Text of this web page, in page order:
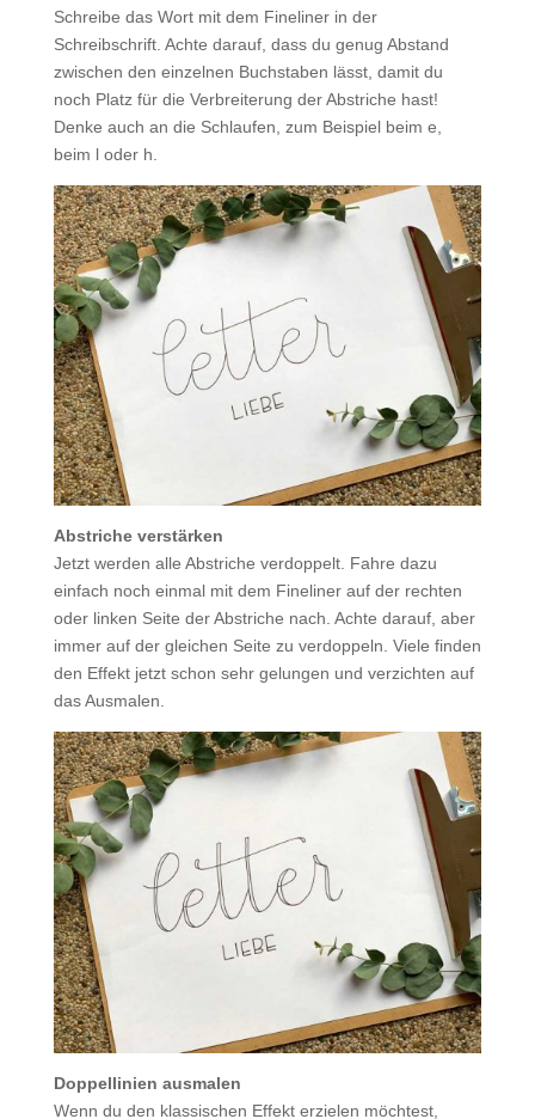
Schreibe das Wort mit dem Fineliner in der
Schreibschrift. Achte darauf, dass du genug Abstand
zwischen den einzelnen Buchstaben lässt, damit du
noch Platz für die Verbreiterung der Abstriche hast!
Denke auch an die Schlaufen, zum Beispiel beim e,
beim l oder h.
Abstriche verstärken
Jetzt werden alle Abstriche verdoppelt. Fahre dazu
einfach noch einmal mit dem Fineliner auf der rechten
oder linken Seite der Abstriche nach. Achte darauf, aber
immer auf der gleichen Seite zu verdoppeln. Viele finden
den Effekt jetzt schon sehr gelungen und verzichten auf
das Ausmalen.
Doppellinien ausmalen
Wenn du den klassischen Effekt erzielen möchtest,